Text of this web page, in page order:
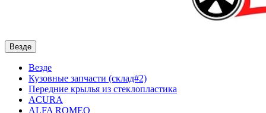
Везде
Везде
Кузовные запчасти (склад#2)
Передние крылья из стеклопластика
ACURA
ALFA ROMEO